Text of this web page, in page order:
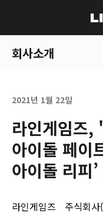
회사소개
2021년 1월 22일
라인게임즈,
아이돌 페이
아이돌 리피
라인게임즈 주식회